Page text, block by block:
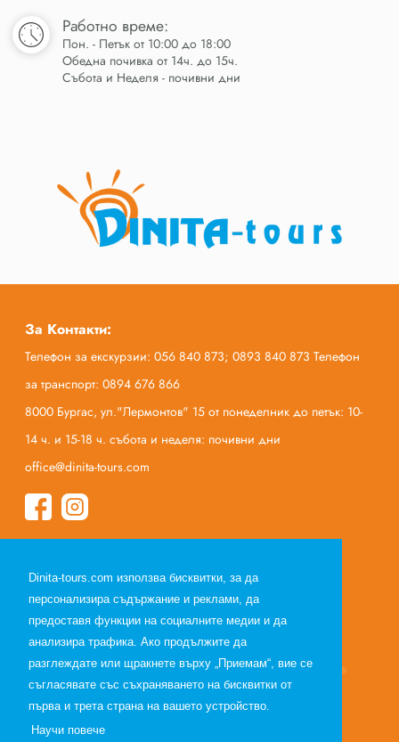
Dinita-tours.com използва бисквитки, за да
персонализира съдържание и реклами, да
предоставя функции на социалните медии и да
анализира трафика. Ако продължите да
разглеждате или щракнете върху „Приемам“, вие се
съгласявате със съхраняването на бисквитки от
първа и трета страна на вашето устройство.
Научи повече
Работно време:
Пон. - Петък от 10:00 до 18:00
Обедна почивка от 14ч. до 15ч.
Събота и Неделя - почивни дни
За Контакти:
Телефон за екскурзии: 056 840 873; 0893 840 873 Телефон
за транспорт: 0894 676 866
8000 Бургас, ул."Лермонтов" 15 от понеделник до петък: 10-
14 ч. и 15-18 ч. събота и неделя: почивни дни
office@dinita-tours.com
Полезна информация
Общи условия по договор за екскурзия
Общи условия по договор за почивка
Лични данни
Партньори